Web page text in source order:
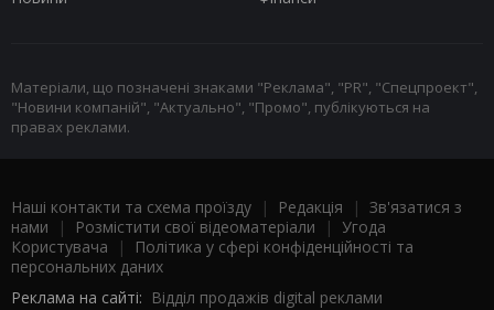
Матеріали, що позначені знаками "Реклама", "PR", "Спецпроект",
"Новини компаній", "Актуально", "Промо", публікуються на
правах реклами.
Наші контакти та схема проїзду | Редакція | Зв'язатися з
нами | Розмістити свої відеоматеріали | Угода
Користувача |
Політика у сфері конфіденційності та
персональних даних
Реклама на сайті: Відділ продажів digital реклами